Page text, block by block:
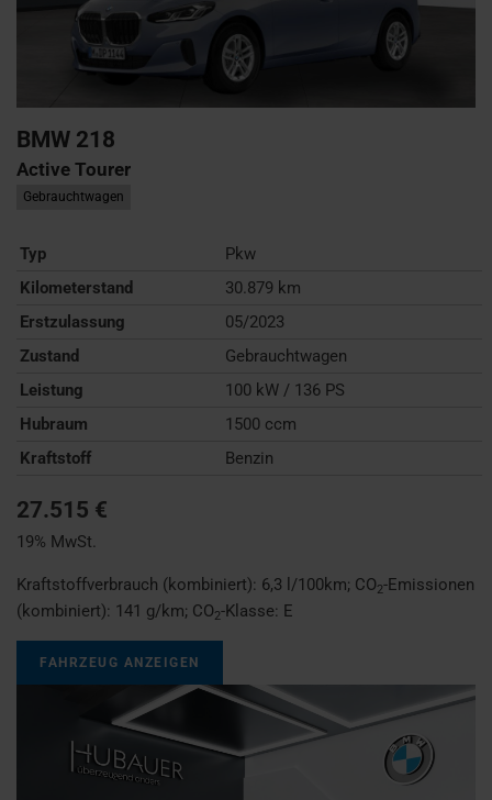
BMW 218
Active Tourer
Gebrauchtwagen
Typ
Pkw
Kilometerstand
30.879 km
Erstzulassung
05/2023
Zustand
Gebrauchtwagen
Leistung
100 kW / 136 PS
Hubraum
1500 ccm
Kraftstoff
Benzin
27.515 €
19% MwSt.
Kraftstoffverbrauch (kombiniert): 6,3 l/100km; CO2-Emissionen
(kombiniert): 141 g/km; CO2-Klasse: E
FAHRZEUG ANZEIGEN